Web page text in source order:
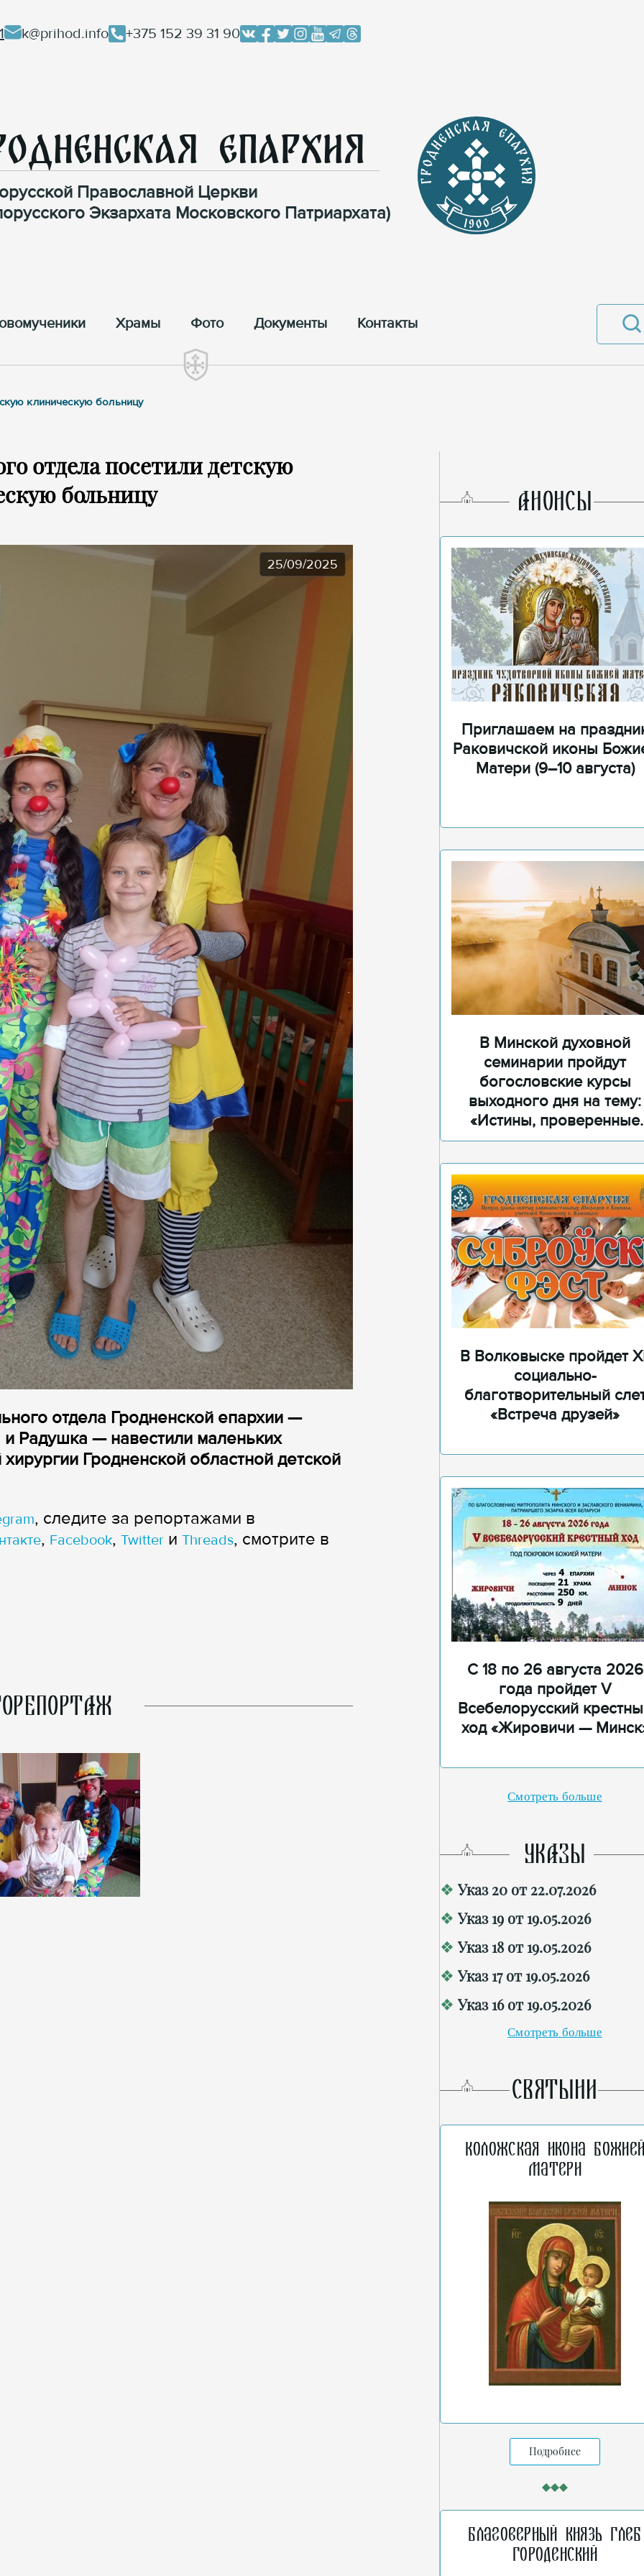
k@prihod.info +375 152 39 31 90
Епархия
Православной Церкви
Экзархата Московского Патриархата)
Храмы Фото Документы Контакты
клиническую больницу
отдела посетили детскую
больницу
25/09/2025
отдела Гродненской епархии —
Радушка — навестили маленьких
Гродненской областной детской
, следите за репортажами в
, Facebook, Twitter и Threads, смотрите в
AНОНСЫ
Приглашаем на
Раковичской иконы
Матери (9–10 августа)
В Минской духовной
семинарии пройдут
богословские курсы
выходного дня на тему:
«Истины, проверенные
временем»
В Волковыске пройдет
социально-
благотворительный
«Встреча друзей»
С 18 по 26 августа 2026
года пройдет V
Всебелорусский
ход «Жировичи —
Смотреть больше
УКАЗЫ
Указ 20 от 22.07.2026
Указ 19 от 19.05.2026
Указ 18 от 19.05.2026
Указ 17 от 19.05.2026
Указ 16 от 19.05.2026
Смотреть больше
СВЯТЫНИ
Коложская икона
Матери
Подробнее
Благоверный князь Глеб
Городенский